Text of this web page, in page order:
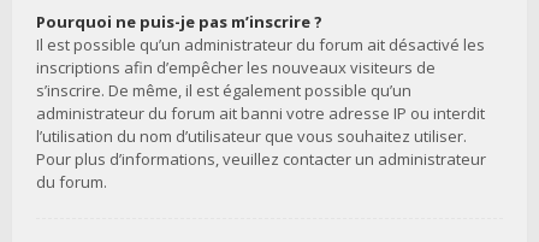
Pourquoi ne puis-je pas m’inscrire ?
Il est possible qu’un administrateur du forum ait désactivé les
inscriptions afin d’empêcher les nouveaux visiteurs de
s’inscrire. De même, il est également possible qu’un
administrateur du forum ait banni votre adresse IP ou interdit
l’utilisation du nom d’utilisateur que vous souhaitez utiliser.
Pour plus d’informations, veuillez contacter un administrateur
du forum.